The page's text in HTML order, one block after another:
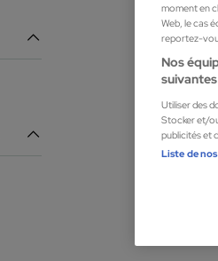
Redken
Redken
Cosmétiques
moment en
Web, le cas
reportez-
Nos
suivantes
Utiliser des
Stocker et/
publicités et
Liste de